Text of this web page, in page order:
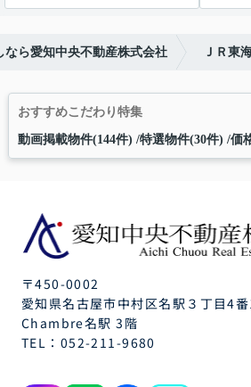
ら愛知中央不動産株式会社 ＪＲ東
おすすめこだわり特集
動画掲載物件(144件) 特選物件(30件) 価
〒450-0002
愛知県名古屋市中村区名駅３丁目4
Chambre名駅 3階
TEL： 052-211-9680